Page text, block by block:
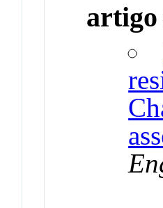
artigo